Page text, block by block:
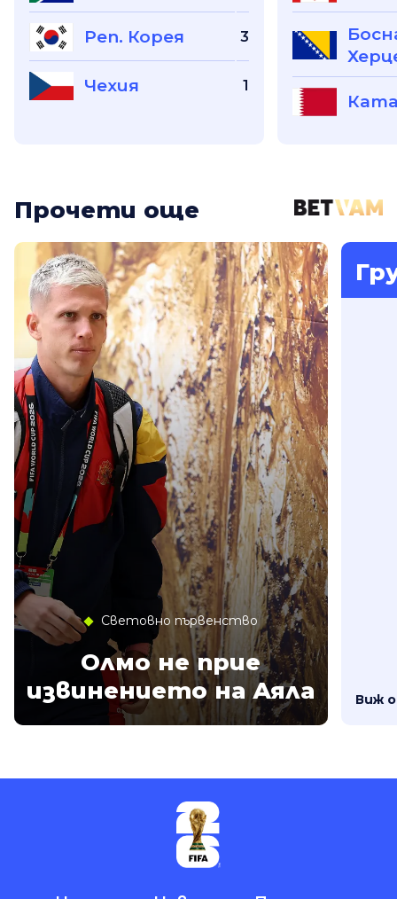
Реп. Корея 3
Чехия 1
Прочети още
Световно първенство
Олмо не прие
извинението на Аяла
Виж